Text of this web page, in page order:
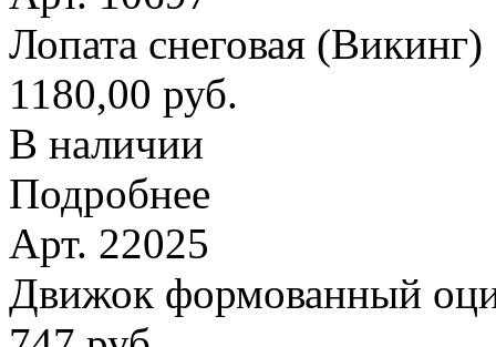
Лопата снеговая
1180,00 руб.
В наличии
Подробнее
Арт. 22025
Движок формованный